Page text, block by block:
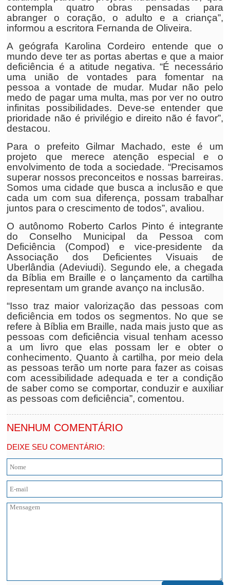
contempla quatro obras pensadas para
abranger o coração, o adulto e a criança”,
informou a escritora Fernanda de Oliveira.
A geógrafa Karolina Cordeiro entende que o
mundo deve ter as portas abertas e que a maior
deficiência é a atitude negativa. “É necessário
uma união de vontades para fomentar na
pessoa a vontade de mudar. Mudar não pelo
medo de pagar uma multa, mas por ver no outro
infinitas possibilidades. Deve-se entender que
prioridade não é privilégio e direito não é favor”,
destacou.
Para o prefeito Gilmar Machado, este é um
projeto que merece atenção especial e o
envolvimento de toda a sociedade. “Precisamos
superar nossos preconceitos e nossas barreiras.
Somos uma cidade que busca a inclusão e que
cada um com sua diferença, possam trabalhar
juntos para o crescimento de todos”, avaliou.
O autônomo Roberto Carlos Pinto é integrante
do Conselho Municipal da Pessoa com
Deficiência (Compod) e vice-presidente da
Associação dos Deficientes Visuais de
Uberlândia (Adeviudi). Segundo ele, a chegada
da Bíblia em Braille e o lançamento da cartilha
representam um grande avanço na inclusão.
“Isso traz maior valorização das pessoas com
deficiência em todos os segmentos. No que se
refere à Bíblia em Braille, nada mais justo que as
pessoas com deficiência visual tenham acesso
a um livro que elas possam ler e obter o
conhecimento. Quanto à cartilha, por meio dela
as pessoas terão um norte para fazer as coisas
com acessibilidade adequada e ter a condição
de saber como se comportar, conduzir e auxiliar
as pessoas com deficiência”, comentou.
NENHUM COMENTÁRIO
DEIXE SEU COMENTÁRIO: